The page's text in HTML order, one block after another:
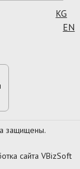
KG
EN
защищены.
сайта VBizSoft